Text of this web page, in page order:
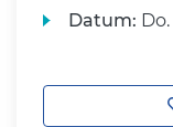
Datum: Do.